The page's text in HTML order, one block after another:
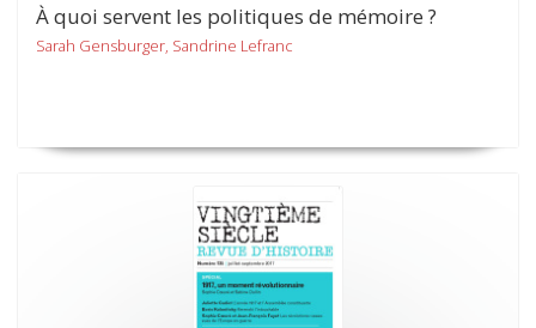
À quoi servent les politiques de mémoire ?
Sarah Gensburger, Sandrine Lefranc